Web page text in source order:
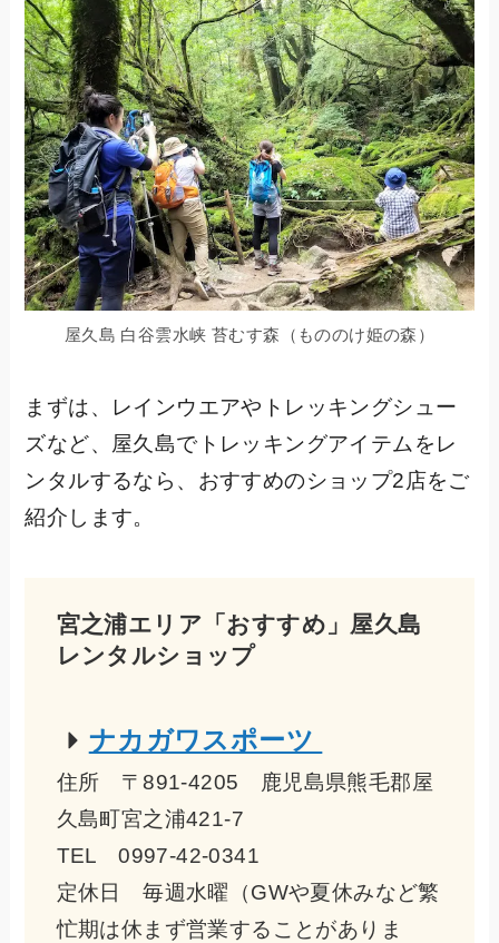
屋久島 白谷雲水峡 苔むす森（もののけ姫の森）
まずは、レインウエアやトレッキングシュー
ズなど、屋久島でトレッキングアイテムをレ
ンタルするなら、おすすめのショップ2店をご
紹介します。
宮之浦エリア「おすすめ」屋久島
レンタルショップ
ナカガワスポーツ
住所 〒891-4205 鹿児島県熊毛郡屋
久島町宮之浦421-7
TEL 0997-42-0341
定休日 毎週水曜（GWや夏休みなど繁
忙期は休まず営業することがありま